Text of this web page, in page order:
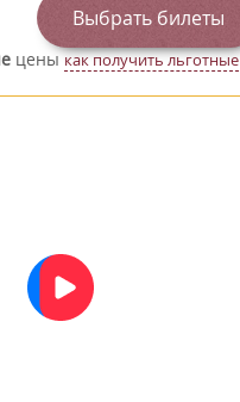
Выбрать билеты
ценыкак получить льготные